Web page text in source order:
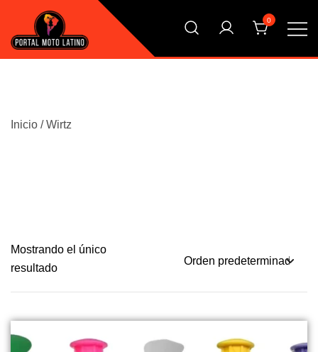
contenido
El Primer Shopping Multi Comercios de la Moto Online
0
Inicio / Wirtz
Mostrando el único
resultado